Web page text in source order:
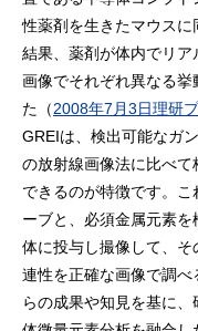
性薬剤を生きたマウス
結果、薬剤が体内でリ
画像でそれぞれ異なる
た（2008年7月3日理研
GREIは、検出可能なガ
の放射線画像法に比べ
できるのが特徴です。
ーブと、必須金属元素
体に投与し撮像して、
連性を正確な画像で調
らの成果や知見を基に